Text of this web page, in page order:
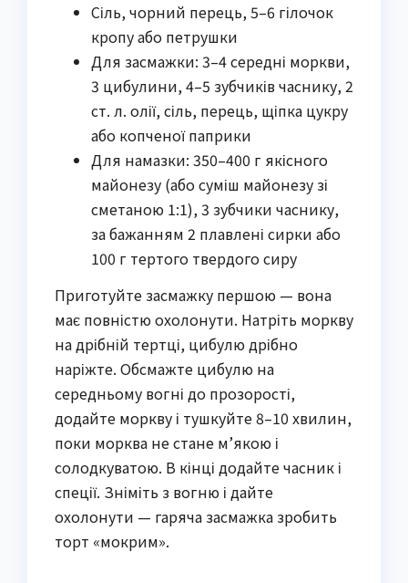
Сіль, чорний перець, 5–6 гілочок
кропу або петрушки
Для засмажки: 3–4 середні моркви,
3 цибулини, 4–5 зубчиків часнику, 2
ст. л. олії, сіль, перець, щіпка цукру
або копченої паприки
Для намазки: 350–400 г якісного
майонезу (або суміш майонезу зі
сметаною 1:1), 3 зубчики часнику,
за бажанням 2 плавлені сирки або
100 г тертого твердого сиру
Приготуйте засмажку першою — вона
має повністю охолонути. Натріть моркву
на дрібній тертці, цибулю дрібно
наріжте. Обсмажте цибулю на
середньому вогні до прозорості,
додайте моркву і тушкуйте 8–10 хвилин,
поки морква не стане м’якою і
солодкуватою. В кінці додайте часник і
спеції. Зніміть з вогню і дайте
охолонути — гаряча засмажка зробить
торт «мокрим».